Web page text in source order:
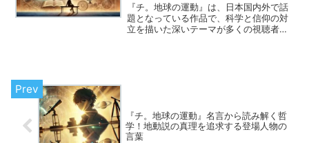
『チ。地球の運動』は、日本国内外で話
題となっている作品で、科学と信仰の対
立を描いた深いテーマが多くの視聴者に
『チ。地球の運動』名言から読み解く哲
学！地動説の真理を追求する登場人物の
言葉